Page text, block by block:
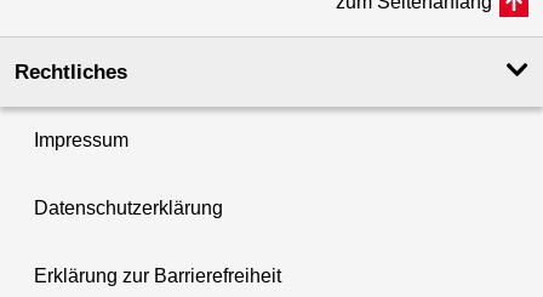
Rechtliches
Impressum
Datenschutzerklärung
Erklärung zur Barrierefreiheit